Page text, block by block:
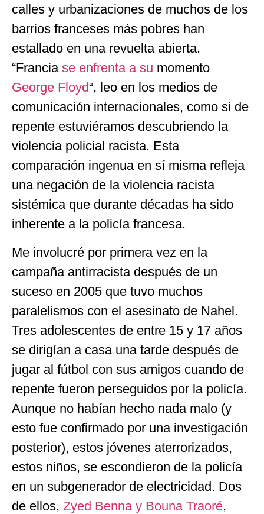
calles y urbanizaciones de muchos de los
barrios franceses más pobres han
estallado en una revuelta abierta.
“Francia se enfrenta a su momento
George Floyd“, leo en los medios de
comunicación internacionales, como si de
repente estuviéramos descubriendo la
violencia policial racista. Esta
comparación ingenua en sí misma refleja
una negación de la violencia racista
sistémica que durante décadas ha sido
inherente a la policía francesa.
Me involucré por primera vez en la
campaña antirracista después de un
suceso en 2005 que tuvo muchos
paralelismos con el asesinato de Nahel.
Tres adolescentes de entre 15 y 17 años
se dirigían a casa una tarde después de
jugar al fútbol con sus amigos cuando de
repente fueron perseguidos por la policía.
Aunque no habían hecho nada malo (y
esto fue confirmado por una investigación
posterior), estos jóvenes aterrorizados,
estos niños, se escondieron de la policía
en un subgenerador de electricidad. Dos
de ellos, Zyed Benna y Bouna Traoré,